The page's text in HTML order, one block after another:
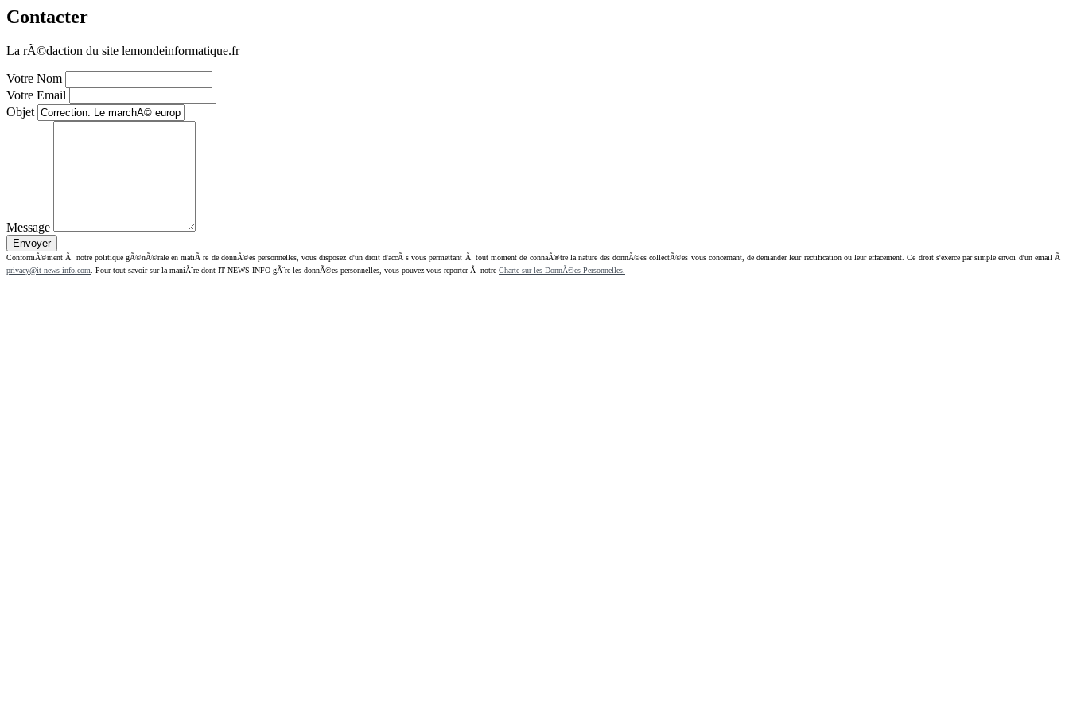
Contacter
La rÃ©daction du site lemondeinformatique.fr
Votre Nom
Votre Email
Objet
Message
ConformÃ©ment Ã notre politique gÃ©nÃ©rale en matiÃ¨re de donnÃ©es personnelles, vous disposez d'un droit d'accÃ¨s vous permettant Ã tout moment de connaÃ®tre la nature des donnÃ©es collectÃ©es vous concernant, de demander leur rectification ou leur effacement. Ce droit s'exerce par simple envoi d'un email Ã
privacy@it-news-info.com . Pour tout savoir sur la maniÃ¨re dont IT NEWS INFO gÃ¨re les donnÃ©es personnelles, vous pouvez vous reporter Ã notre Charte sur les DonnÃ©es Personnelles.